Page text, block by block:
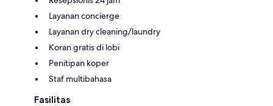
Layanan concierge
Layanan dry cleaning/laundry
Koran gratis di lobi
Penitipan koper
Staf multibahasa
Fasilitas